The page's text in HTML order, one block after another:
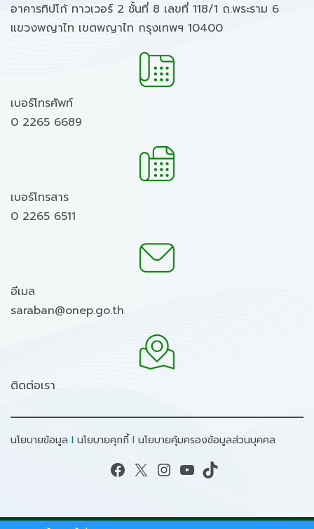
อาคารทิปโก้ ทาวเวอร์ 2 ชั้นที่ 8 เลขที่ 118/1 ถ.พระราม 6
แขวงพญาไท เขตพญาไท กรุงเทพฯ 10400
เบอร์โทรศัพท์
0 2265 6689
เบอร์โทรสาร
0 2265 6511
อีเมล
saraban@onep.go.th
ติดต่อเรา
นโยบายข้อมูล I นโยบายคุกกี้ I นโยบายคุ้มครองข้อมูลส่วนบุคคล
Facebook X Instagram YouTube TikTok